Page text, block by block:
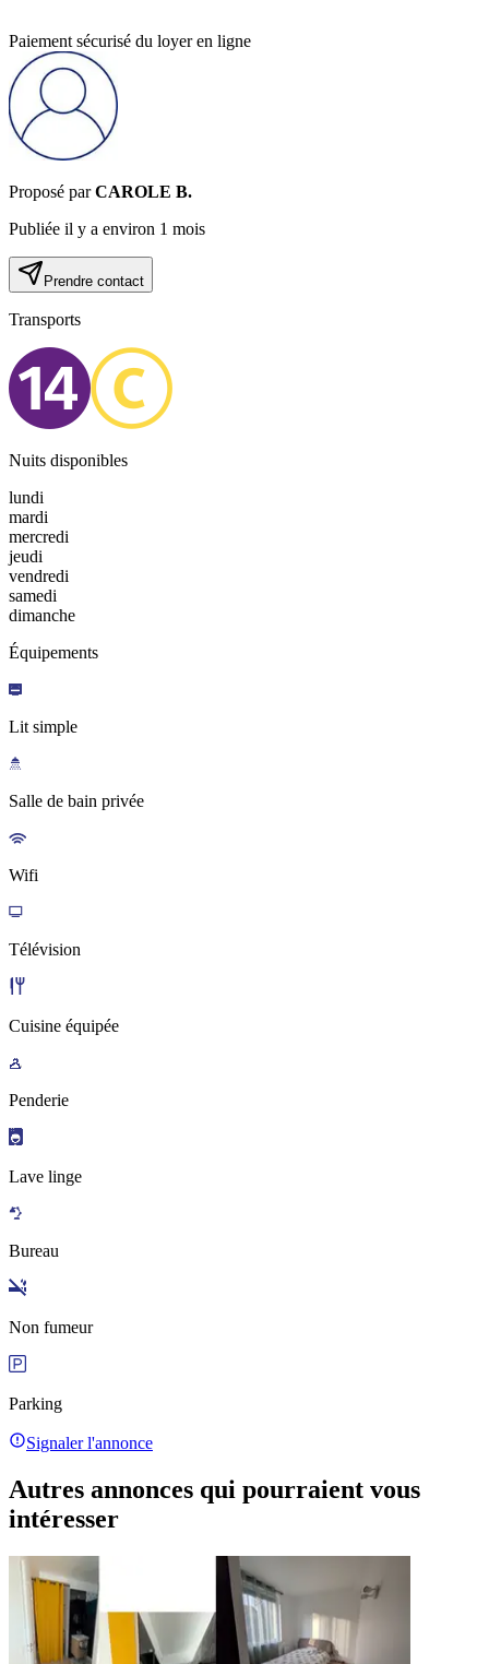
Paiement sécurisé du loyer en ligne
Proposé par CAROLE B.
Publiée il y a environ 1 mois
Prendre contact
Transports
Nuits disponibles
lundi
mardi
mercredi
jeudi
vendredi
samedi
dimanche
Équipements
Lit simple
Salle de bain privée
Wifi
Télévision
Cuisine équipée
Penderie
Lave linge
Bureau
Non fumeur
Parking
Signaler l'annonce
Autres annonces qui pourraient vous
intéresser